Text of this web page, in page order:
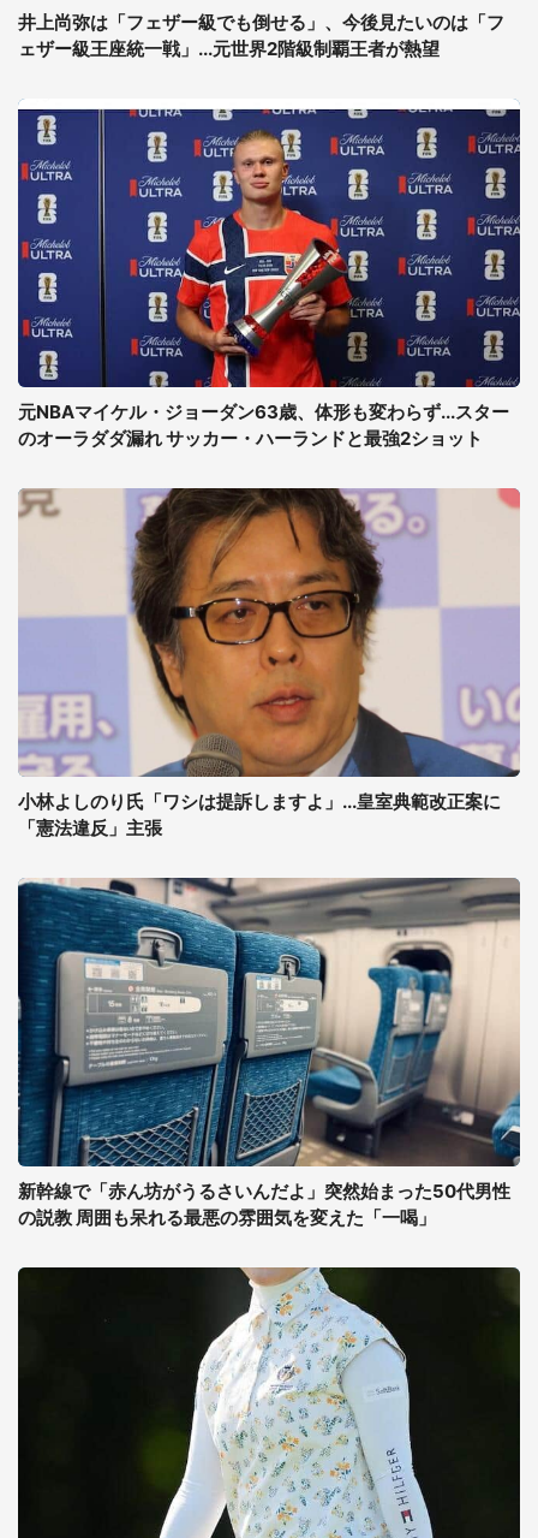
井上尚弥は「フェザー級でも倒せる」、今後見たいのは「フ
ェザー級王座統一戦」...元世界2階級制覇王者が熱望
元NBAマイケル・ジョーダン63歳、体形も変わらず...スター
のオーラダダ漏れ サッカー・ハーランドと最強2ショット
小林よしのり氏「ワシは提訴しますよ」...皇室典範改正案に
「憲法違反」主張
新幹線で「赤ん坊がうるさいんだよ」突然始まった50代男性
の説教 周囲も呆れる最悪の雰囲気を変えた「一喝」